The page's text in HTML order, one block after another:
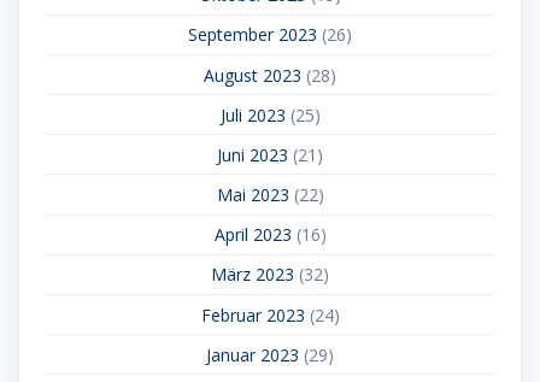
September 2023 (26)
August 2023 (28)
Juli 2023 (25)
Juni 2023 (21)
Mai 2023 (22)
April 2023 (16)
März 2023 (32)
Februar 2023 (24)
Januar 2023 (29)